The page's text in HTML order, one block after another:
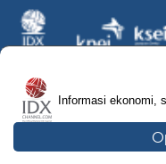
Informasi ekonomi,
© 2026 IDX